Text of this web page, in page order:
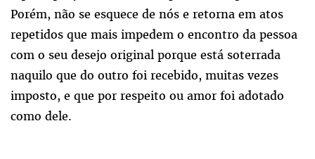
Porém, não se esquece de nós e retorna em atos
repetidos que mais impedem o encontro da pessoa
com o seu desejo original porque está soterrada
naquilo que do outro foi recebido, muitas vezes
imposto, e que por respeito ou amor foi adotado
como dele.